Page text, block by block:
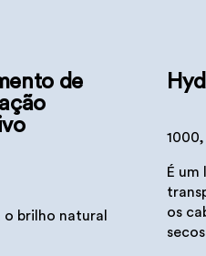
de
brilho natural
É um
os